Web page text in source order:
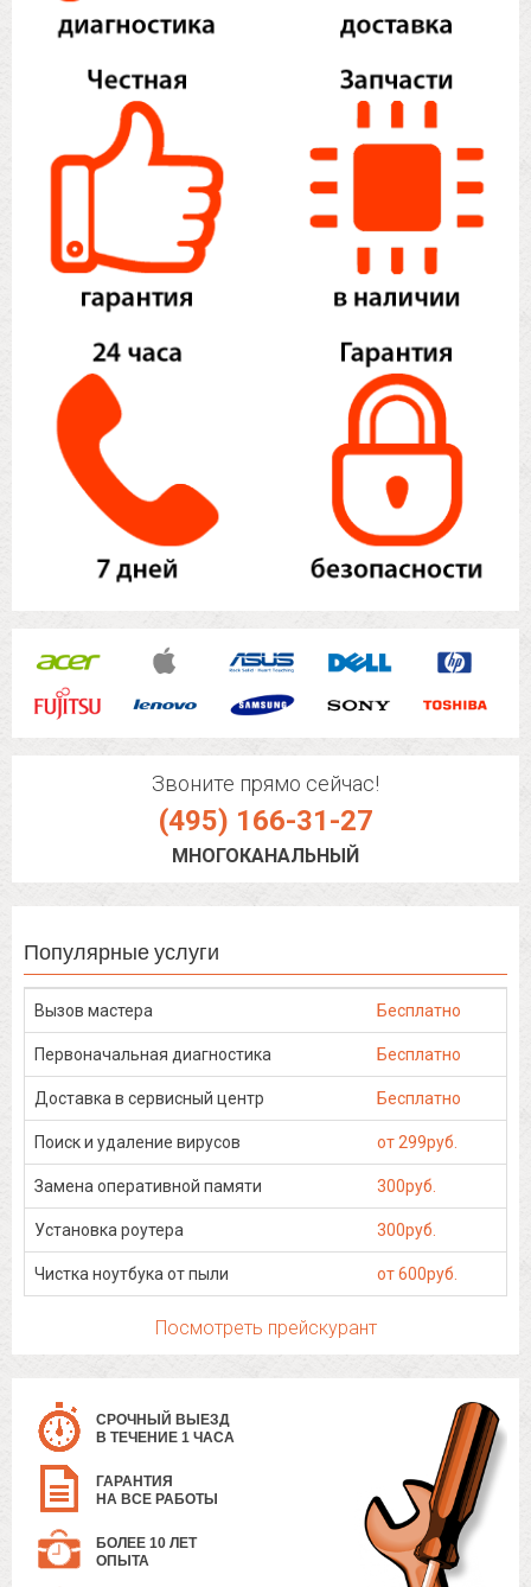
Звоните прямо сейчас!
(495) 166-31-27
МНОГОКАНАЛЬНЫЙ
Популярные услуги
Вызов мастера Бесплатно
Первоначальная диагностика Бесплатно
Доставка в сервисный центр Бесплатно
Поиск и удаление вирусов от 299руб.
Замена оперативной памяти 300руб.
Установка роутера 300руб.
Чистка ноутбука от пыли от 600руб.
Посмотреть прейскурант
СРОЧНЫЙ ВЫЕЗД
В ТЕЧЕНИЕ 1 ЧАСА
ГАРАНТИЯ
НА ВСЕ РАБОТЫ
БОЛЕЕ 10 ЛЕТ
ОПЫТА